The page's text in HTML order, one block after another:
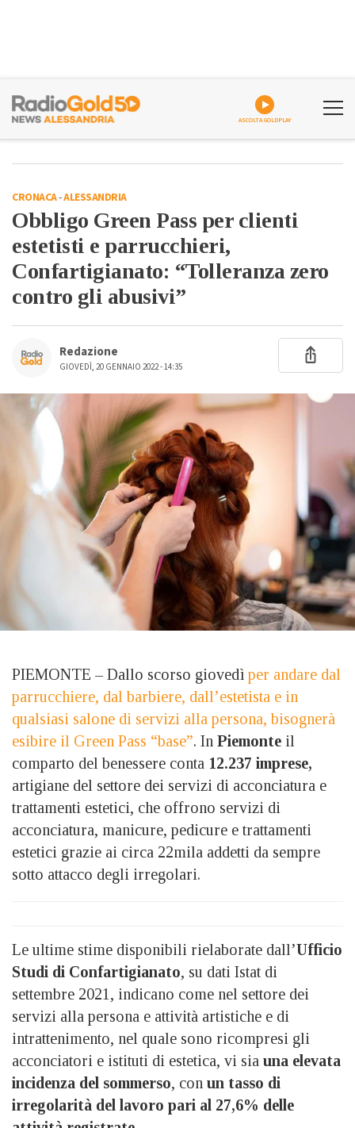
ASCOLTA GOLDPLAY
CRONACA-ALESSANDRIA
Obbligo Green Pass per clienti
estetisti e parrucchieri,
Confartigianato: “Tolleranza zero
contro gli abusivi”
Redazione
GIOVEDÌ, 20 GENNAIO 2022 - 14:35
PIEMONTE – Dallo scorso giovedì per andare dal
parrucchiere, dal barbiere, dall’estetista e in
qualsiasi salone di servizi alla persona, bisognerà
esibire il Green Pass “base”. In Piemonte il
comparto del benessere conta 12.237 imprese,
artigiane del settore dei servizi di acconciatura e
trattamenti estetici, che offrono servizi di
acconciatura, manicure, pedicure e trattamenti
estetici grazie ai circa 22mila addetti da sempre
sotto attacco degli irregolari.
Le ultime stime disponibili rielaborate dall’Ufficio
Studi di Confartigianato, su dati Istat di
settembre 2021, indicano come nel settore dei
servizi alla persona e attività artistiche e di
intrattenimento, nel quale sono ricompresi gli
acconciatori e istituti di estetica, vi sia una elevata
incidenza del sommerso, con un tasso di
irregolarità del lavoro pari al 27,6% delle